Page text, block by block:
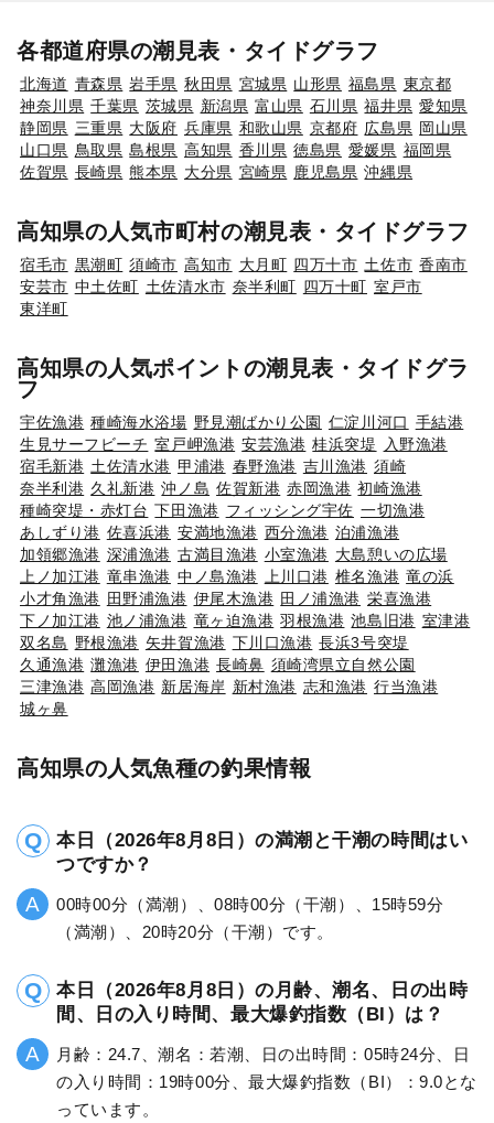
各都道府県の潮見表・タイドグラフ
北海道 青森県 岩手県 秋田県 宮城県 山形県 福島県 東京都
神奈川県 千葉県 茨城県 新潟県 富山県 石川県 福井県 愛知県
静岡県 三重県 大阪府 兵庫県 和歌山県 京都府 広島県 岡山県
山口県 鳥取県 島根県 高知県 香川県 徳島県 愛媛県 福岡県
佐賀県 長崎県 熊本県 大分県 宮崎県 鹿児島県 沖縄県
高知県の人気市町村の潮見表・タイドグラフ
宿毛市 黒潮町 須崎市 高知市 大月町 四万十市 土佐市 香南市
安芸市 中土佐町 土佐清水市 奈半利町 四万十町 室戸市
東洋町
高知県の人気ポイントの潮見表・タイドグラ
フ
宇佐漁港 種崎海水浴場 野見潮ばかり公園 仁淀川河口 手結港
生見サーフビーチ 室戸岬漁港 安芸漁港 桂浜突堤
入野漁港
宿毛新港 土佐清水港 甲浦港 春野漁港 吉川漁港 須崎
奈半利港 久礼新港 沖ノ島 佐賀新港 赤岡漁港 初崎漁港
種崎突堤・赤灯台 下田漁港 フィッシング宇佐 一切漁港
あしずり港 佐喜浜港 安満地漁港 西分漁港 泊浦漁港
加領郷漁港 深浦漁港 古満目漁港 小室漁港 大島憩いの広場
上ノ加江港 竜串漁港 中ノ島漁港 上川口港 椎名漁港 竜の浜
小才角漁港 田野浦漁港 伊尾木漁港 田ノ浦漁港 栄喜漁港
下ノ加江港 池ノ浦漁港 竜ヶ迫漁港 羽根漁港 池島旧港 室津港
双名島 野根漁港 矢井賀漁港 下川口漁港 長浜3号突堤
久通漁港 灘漁港 伊田漁港 長崎鼻 須崎湾県立自然公園
三津漁港 高岡漁港 新居海岸 新村漁港 志和漁港 行当漁港
城ヶ鼻
高知県の人気魚種の釣果情報
本日（2026年8月8日）の満潮と干潮の時間はい
つですか？
00時00分（満潮）、08時00分（干潮）、15時59分
（満潮）、20時20分（干潮）です。
本日（2026年8月8日）の月齢、潮名、日の出時
間、日の入り時間、最大爆釣指数（BI）は？
月齢：24.7、潮名：若潮、日の出時間：05時24分、日
の入り時間：19時00分、最大爆釣指数（BI）：9.0とな
っています。